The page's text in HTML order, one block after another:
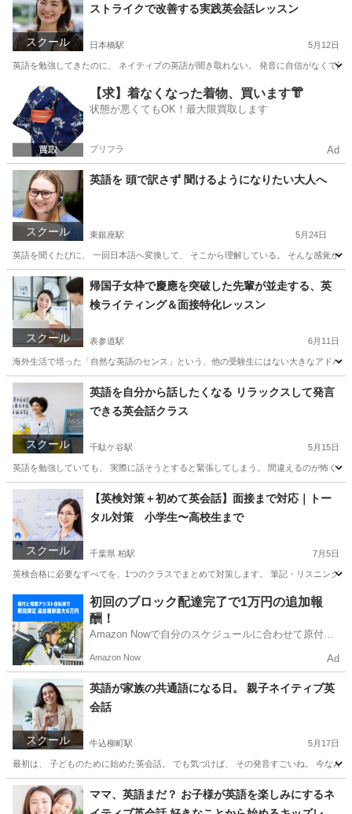
スクール
ストライクで改善する実践英会話レッスン
日本橋駅 5月12日
英語を勉強してきたのに、 ネイティブの英語が聞き取れない。 発音に自信がなくて
東京 中央区 日本橋駅 ビジネス英語 社会人
【求】着なくなった着物、買います👘
状態が悪くてもOK！最大限買取します
プリフラ Ad
スクール
英語を 頭で訳さず 聞けるようになりたい大人へ
東銀座駅 5月24日
英語を聞くたびに、 一回日本語へ変換して、 そこから理解している。 そんな感覚が
東京 中央区 東銀座駅 発音 大人
スクール
帰国子女枠で慶應を突破した先輩が並走する、英
検ライティング＆面接特化レッスン
表参道駅 6月11日
海外生活で培った「自然な英語のセンス」という、他の受験生にはない大きなアドバ
東京 港区 表参道駅 英検 1級
スクール
英語を自分から話したくなる リラックスして発言
できる英会話クラス
千駄ケ谷駅 5月15日
英語を勉強していても、 実際に話そうとすると緊張してしまう。 間違えるのが怖く
東京 新宿区 千駄ケ谷駅 塾 クラス
スクール
【英検対策＋初めて英会話】面接まで対応｜トー
タル対策 小学生〜高校生まで
千葉県 柏駅 7月5日
英検合格に必要なすべてを、1つのクラスでまとめて対策します。 筆記・リスニング
柏駅 英会話 1級
初回のブロック配達完了で1万円の追加報
酬！
Amazon Nowで自分のスケジュールに合わせて原付や
う！
Amazon Now Ad
スクール
英語が家族の共通語になる日。 親子ネイティブ英
会話
牛込柳町駅 5月17日
最初は、 子どものために始めた英会話。 でも気づけば、 その発音すごいね。 今なん
東京 新宿区 牛込柳町駅 英会話 親子
ママ、英語まだ？ お子様が英語を楽しみにするネ